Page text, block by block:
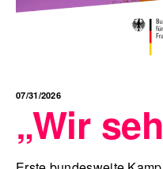
07/31/2026
„Wir